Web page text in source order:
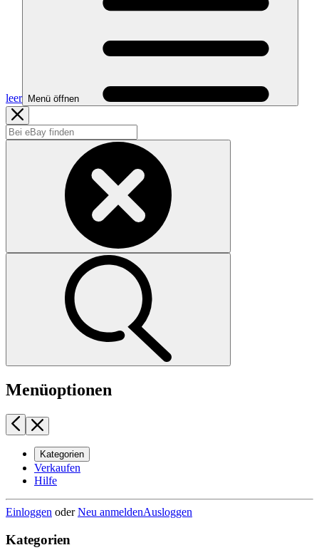
leer Menü öffnen
Menüoptionen
Kategorien
Verkaufen
Hilfe
Einloggen oderNeu anmeldenAusloggen
Kategorien